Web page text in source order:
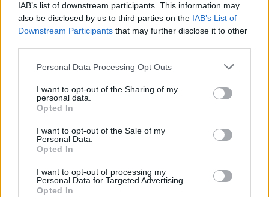
IAB’s list of downstream participants. This information may
also be disclosed by us to third parties on the IAB’s List of
Downstream Participants that may further disclose it to other
Please note that this website/app uses one or more Google
not limited to your visit or usage behaviour. You may click to
grant or deny consent to Google and its third-party tags to
use your data for below specified purposes in below Google
consent section.
Personal Data Processing Opt Outs
I want to opt-out of the Sharing of my
personal data.
Opted In
I want to opt-out of the Sale of my
Personal Data.
Opted In
I want to opt-out of processing my
Personal Data for Targeted Advertising.
Opted In
Eπιτέθηκαν και χτύπησαν τον 16χρονο
Ειδικότερα, σύμφωνα με την καταγγελία, όλα συνέβησαν
χθες το μεσημέρι κατά τη διάρκεια του σχολικού
δρομολογίου Κονίστρες – Κύμη όταν, ένεκα προσωπικών
διαφορών, ο 17χρονος κλότσησε τον 16χρονο στο
στήθος και στο πρόσωπο, ενώ οι δύο έτεροι ανήλικοι
Το 16χρονο θύμα μετέβη στο Γενικό Νοσοκομείο Κύμης,
όπου του παρασχέθηκαν οι πρώτες βοήθειες, ενώ οι
δράστες αναζητούνται.